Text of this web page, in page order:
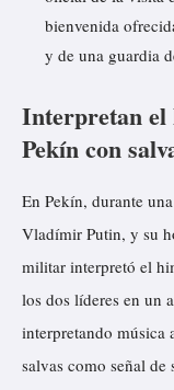
bienvenida
y de una guardia
Interpretan el
Pekín con
En Pekín, durante
Vladímir Putin, y su
militar interpretó el
los dos líderes en un
interpretando música
salvas como señal